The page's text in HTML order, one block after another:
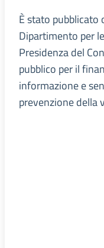
È stato pubblicato
Dipartimento per
Presidenza del
pubblico per il
informazione e
prevenzione della